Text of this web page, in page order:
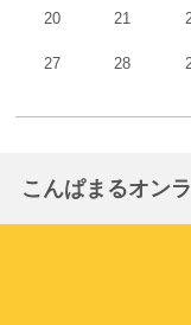
20 21
27 28
こんぱまるオン